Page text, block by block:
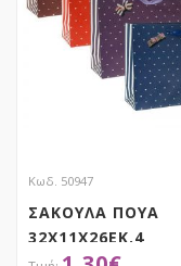
Κωδ. 50947
ΣΑΚΟΥΛΑ ΠΟΥΑ
32Χ11Χ26ΕΚ.4
ΧΡΩΜΑΤΑ